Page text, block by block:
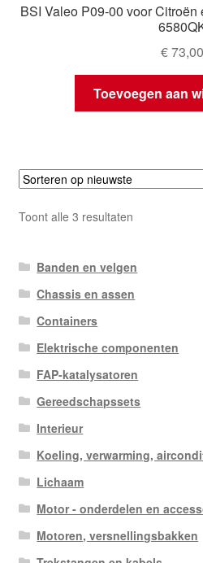
BSI Valeo P09-00 voor
€73,00
Toevoegen aan
Toont alle 3 resultatenGesorteerd
Banden en velgen
Chassis en assen
Containers
Elektrische componenten
FAP-katalysatoren
Gereedschapssets
Interieur
Koeling, verwarming,
Lichaam
Motor - onderdelen en
Motoren, versnellingsbakken